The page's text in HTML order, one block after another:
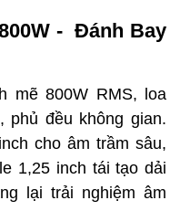
- Đánh Bay
mẽ 800W RMS, loa
phủ đều không gian.
cho âm trầm sâu,
1,25 inch tái tạo dải
lại trải nghiệm âm